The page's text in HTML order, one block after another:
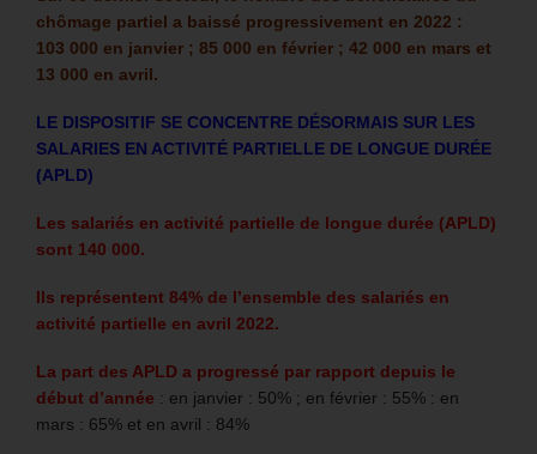
chômage partiel a baissé progressivement en 2022 :
103 000 en janvier ; 85 000 en février ; 42 000 en mars et
13 000 en avril.
LE DISPOSITIF SE CONCENTRE DÉSORMAIS SUR LES
SALARIES EN ACTIVITÉ PARTIELLE DE LONGUE DURÉE
(APLD)
Les salariés en activité partielle de longue durée (APLD)
sont 140 000.
Ils représentent 84% de l’ensemble des salariés en
activité partielle en avril 2022.
La part des APLD a progressé par rapport depuis le
début d’année : en janvier : 50% ; en février : 55% : en
mars : 65% et en avril : 84%